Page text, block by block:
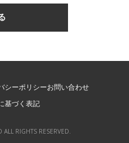
シーポリシーお問い合わせ
基づく表記
RIGHTS RESERVED.